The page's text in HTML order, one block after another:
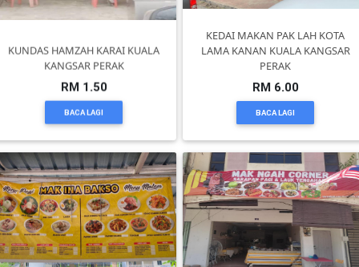
KUNDAS HAMZAH KARAI KUALA
KANGSAR PERAK
RM 1.50
BACA LAGI
KEDAI MAKAN PAK LAH KOTA
LAMA KANAN KUALA KANGSAR
PERAK
RM 6.00
BACA LAGI
SARAWAK(2)
JOHOR(8)
MELAKA(53)
PENANG(2)
PERLIS(6)